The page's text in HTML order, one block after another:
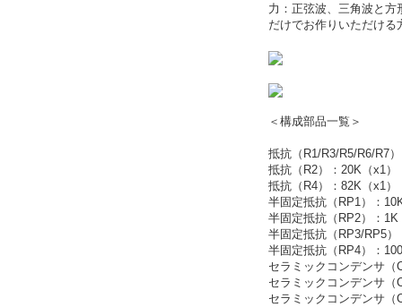
力：正弦波、三角波と
だけでお作りいただけ
＜構成部品一覧＞
抵抗（R1/R3/R5/R6/R7
抵抗（R2）：20K（x1）
抵抗（R4）：82K（x1）
半固定抵抗（RP1）：
半固定抵抗（RP2）：1K
半固定抵抗（RP3/RP5
半固定抵抗（RP4）：
セラミックコンデンサ（
セラミックコンデンサ（
セラミックコンデンサ（